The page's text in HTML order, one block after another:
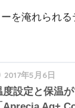
を淹れられ
2017年5月6日
度設定と保温